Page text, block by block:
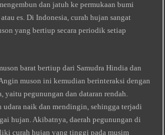
dan jatuh ke permukaan bumi
es. Di Indonesia, curah hujan sangat
yang bertiup secara periodik setiap
barat bertiup dari Samudra Hindia dan
muson ini kemudian berinteraksi dengan
yaitu pegunungan dan dataran rendah.
udara naik dan mendingin, sehingga terjadi
hujan. Akibatnya, daerah pegunungan di
curah hujan yang tinggi pada musim